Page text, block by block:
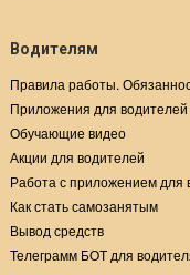
Водителям
Правила работы.
Приложения для водителей
Обучающие видео
Акции для водителей
Работа с приложением для
Как стать самозанятым
Вывод средств
Телеграмм БОТ для